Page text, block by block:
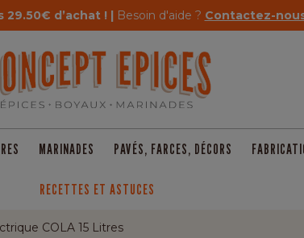
29.50€ d’achat ! | Besoin d'aide ? Contactez-
MARINADES PAVÉS, FARCES, DÉCORS
RECETTES ET ASTUCES
COLA 15 Litres